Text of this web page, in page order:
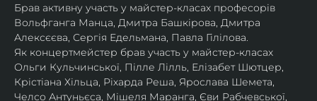
Брав активну участь у майстер-класах професорів
Вольфганга Манца, Дмитра Башкірова, Дмитра
Алексєєва, Сергія Едельмана, Павла Гілілова.
Як концертмейстер брав участь у майстер-класах
Ольги Кульчинської, Пілле Лілль, Елізабет Шютцер,
Крістіана Хільца, Ріхарда Реша, Ярослава Шемета,
Челсо Антуньєса, Мішеля Маранга, Єви Рабчевської,